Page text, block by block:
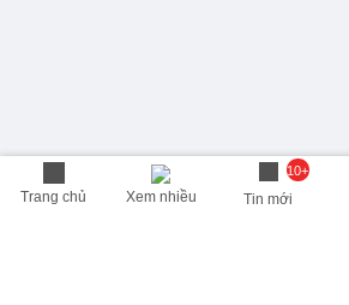
Trang chủ Xem nhiều
10+
Tin mới